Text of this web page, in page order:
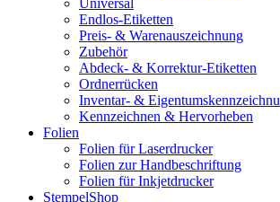
Universal
Endlos-Etiketten
Preis- & Warenauszeichnung
Zubehör
Abdeck- & Korrektur-Etiketten
Ordnerrücken
Inventar- &
Kennzeichnen & Hervorheben
Folien
Folien für Laserdrucker
Folien zur Handbeschriftung
Folien für Inkjetdrucker
StempelShop